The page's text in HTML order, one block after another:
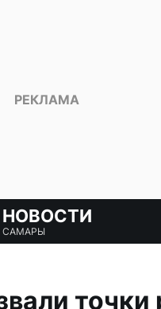
НОВОСТИ
САМАРЫ
точки